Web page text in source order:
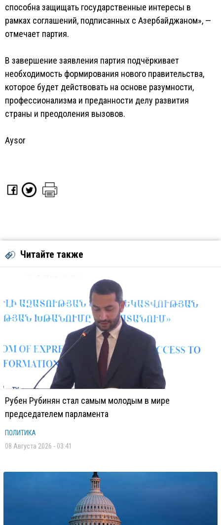
способна защищать государственные интересы в
рамках соглашений, подписанных с Азербайджаном», —
отмечает партия.
В завершение заявления партия подчёркивает
необходимость формирования нового правительства,
которое будет действовать на основе разумности,
профессионализма и преданности делу развития
страны и преодоления вызовов.
Aysor
Читайте также
Рубен Рубинян стал самым молодым в мире
председателем парламента
ПОЛИТИКА
08 Августа 2026 - 03:41